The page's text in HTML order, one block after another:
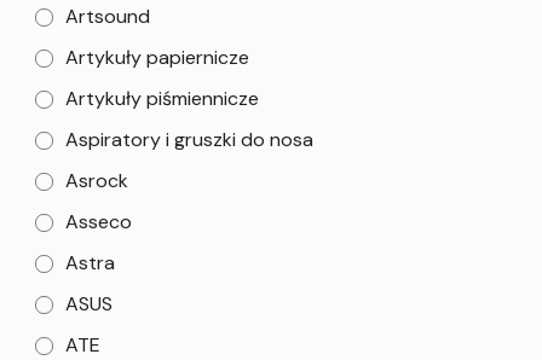
Artsound
Artykuły papiernicze
Artykuły piśmiennicze
Aspiratory i gruszki do nosa
Asrock
Asseco
Astra
ASUS
ATE